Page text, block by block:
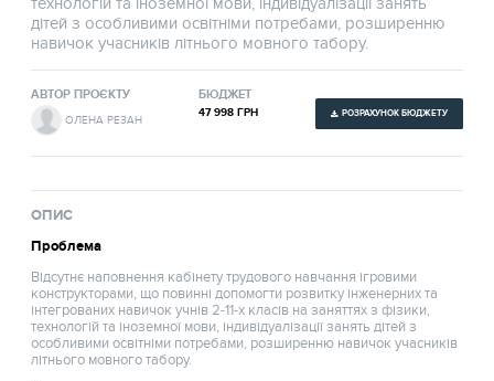
дітей з особливими освітніми потребами, розширенню
навичок учасників літнього мовного табору.
АВТОР ПРОЄКТУ
ОЛЕНА РЕЗАН
БЮДЖЕТ
47 998 ГРН РОЗРАХУНОК БЮДЖЕТУ
ОПИС
Проблема
Відсутнє наповнення кабінету трудового навчання ігровими
конструкторами, що повинні допомогти розвитку інженерних та
інтегрованих навичок учнів 2-11-х класів на заняттях з фізики,
технологій та іноземної мови, індивідуалізації занять дітей з
особливими освітніми потребами, розширенню навичок учасників
літнього мовного табору.